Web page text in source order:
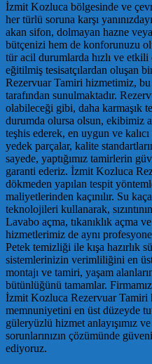
İzmit Kozluca bölgesinde ve
her türlü soruna karşı
akan sifon, dolmayan hazne
bütçenizi hem de konforunuzu
tür acil durumlarda hızlı ve
eğitilmiş tesisatçılardan oluşan
Rezervuar Tamiri hizmetimiz, bu
tarafından sunulmaktadır.
olabileceği gibi, daha karmaşık
durumda olursa olsun, ekibimiz
teşhis ederek, en uygun ve
yedek parçalar, kalite
sayede, yaptığımız tamirlerin
garanti ederiz. İzmit Kozluca
dökmeden yapılan tespit
maliyetlerinden kaçınılır. Su
teknolojileri kullanarak,
Lavabo açma, tıkanıklık açma
hizmetlerimiz de aynı
Petek temizliği ile kışa hazırlık
sistemlerinizin verimliliğini en
montajı ve tamiri, yaşam
bütünlüğünü tamamlar.
İzmit Kozluca Rezervuar Tamiri
memnuniyetini en üst düzeyde
güleryüzlü hizmet anlayışımız
sorunlarınızın çözümünde
ediyoruz.